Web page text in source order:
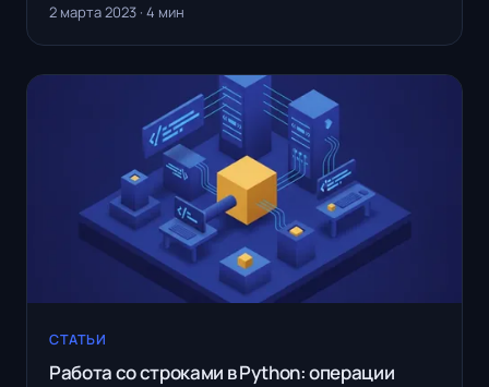
2 марта 2023 · 4 мин
СТАТЬИ
Работа со строками в Python: операции